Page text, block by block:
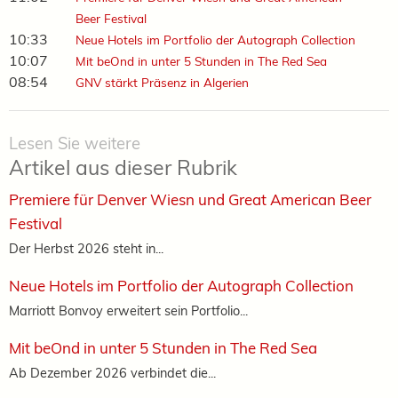
Beer Festival
10:33 Neue Hotels im Portfolio der Autograph Collection
10:07 Mit beOnd in unter 5 Stunden in The Red Sea
08:54 GNV stärkt Präsenz in Algerien
Lesen Sie weitere
Artikel aus dieser Rubrik
Premiere für Denver Wiesn und Great American Beer
Festival
Der Herbst 2026 steht in...
Neue Hotels im Portfolio der Autograph Collection
Marriott Bonvoy erweitert sein Portfolio...
Mit beOnd in unter 5 Stunden in The Red Sea
Ab Dezember 2026 verbindet die...